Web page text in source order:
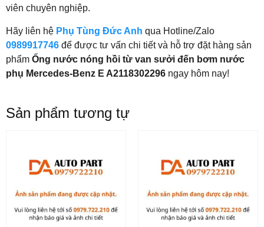
viên chuyên nghiệp.
Hãy liên hệ Phụ Tùng Đức Anh qua Hotline/Zalo
0989917746 để được tư vấn chi tiết và hỗ trợ đặt hàng sản
phẩm Ống nước nóng hồi từ van sưởi đến bơm nước
phụ Mercedes-Benz E A2118302296 ngay hôm nay!
Sản phẩm tương tự